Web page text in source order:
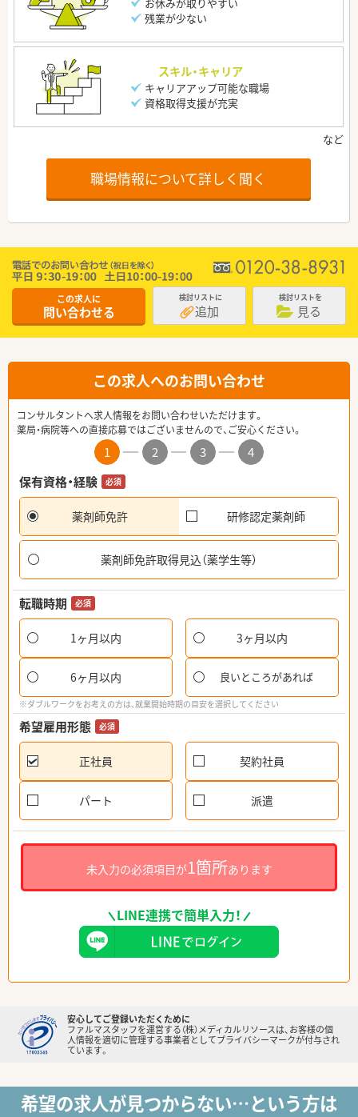
残業が少ない
スキル・キャリア
キャリアアップ可能な職場
資格取得支援が充実
職場情報について詳しく聞く
この求人に
問い合わせる
検討リストに
追加
検討リストを
見る
この求人へのお問い合わせ
コンサルタントへ求人情報をお問い合わせいただけます。
薬局・病院等への直接応募ではございませんので、ご安心ください。
1 2 3
4
保有資格・経験
必須
薬剤師免許 研修認定薬剤師
薬剤師免許取得見込（薬学生等）
転職時期 必須
1ヶ月以内 3ヶ月以内
6ヶ月以内 良いところがあれば
※ダブルワークをお考えの方は、就業開始時期の目安を選択してください
希望雇用形態 必須
正社員 契約社員
パート 派遣
未入力の必須項目が1箇所あります
LINE連携で簡単入力！
安心してご登録いただくために
ファルマスタッフを運営する（株）メディカルリソースは、お客様の個
人情報を適切に管理する事業者としてプライバシーマークが付与され
ています。
希望の求人が見つからない…という方は